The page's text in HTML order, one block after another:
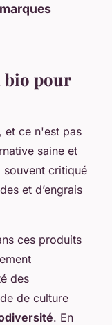
marques
bio pour
et ce n'est pas
saine et
souvent critiqué
et d’engrais
ces produits
des
de culture
. En